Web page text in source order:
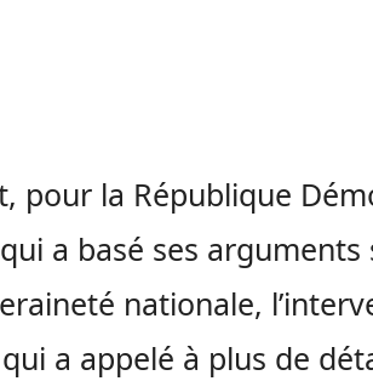
pour la République
a basé ses
nationale,
a appelé à plus de